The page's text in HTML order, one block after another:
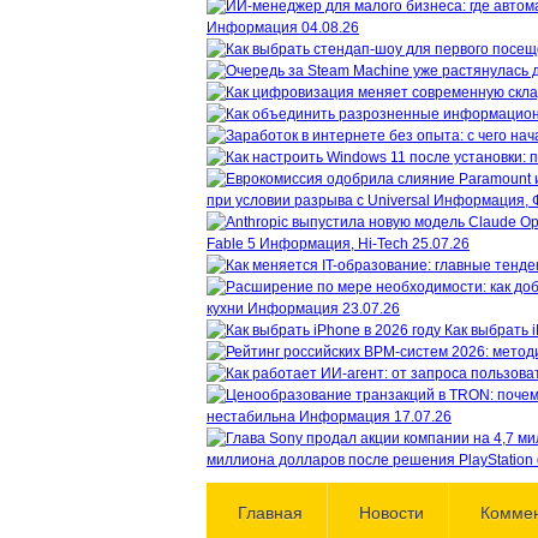
Информация 04.08.26
при условии разрыва с Universal Информация,
Fable 5 Информация, Hi-Tech 25.07.26
кухни Информация 23.07.26
Как выбрать
нестабильна Информация 17.07.26
миллиона долларов после решения PlayStation
Главная Новости